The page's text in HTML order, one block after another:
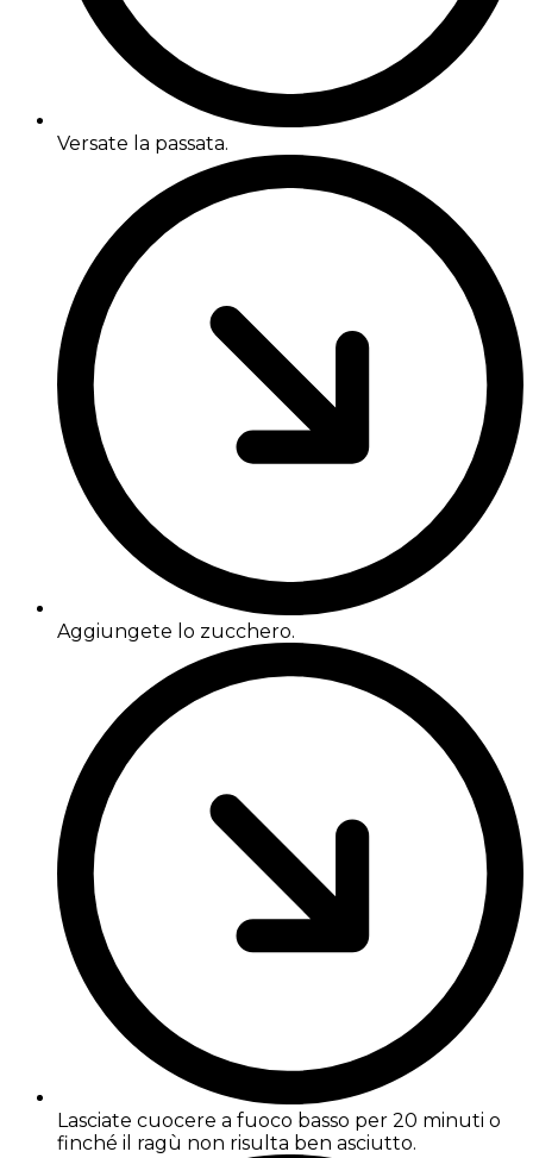
Versate la passata.
Aggiungete lo zucchero.
Lasciate cuocere a fuoco basso per 20 minuti o
finché il ragù non risulta ben asciutto.